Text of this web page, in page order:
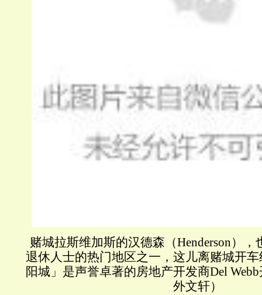
赌城拉斯维加斯的汉德森（Henderson）
退休人士的热门地区之一，这儿离赌城开
阳城」是声誉卓著的房地产开发商Del
外文轩）